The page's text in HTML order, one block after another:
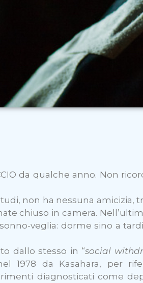
da qualche anno. Non
non ha nessuna amicizia,
chiuso in camera.
veglia: dorme sino a
dallo stesso in “social
1978 da Kasahara, per
diagnosticati come